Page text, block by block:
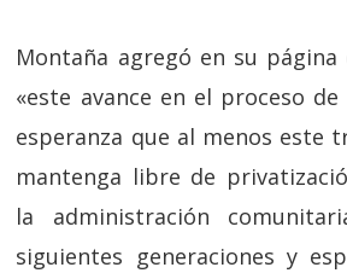
Montaña agregó en su
«este avance en el proceso
esperanza que al menos este
mantenga libre de
la administración
siguientes generaciones y